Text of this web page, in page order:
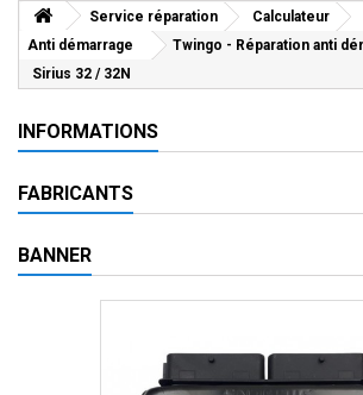
Service réparation Calculateur
Anti démarrage
Twingo - Réparation anti
Sirius 32 / 32N
INFORMATIONS
FABRICANTS
BANNER